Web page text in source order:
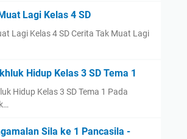
Lagi Kelas 4 SD
Lagi Kelas 4 SD Cerita Tak Muat Lagi
Hidup Kelas 3 SD Tema 1
Hidup Kelas 3 SD Tema 1 Pada
Sila ke 1 Pancasila -